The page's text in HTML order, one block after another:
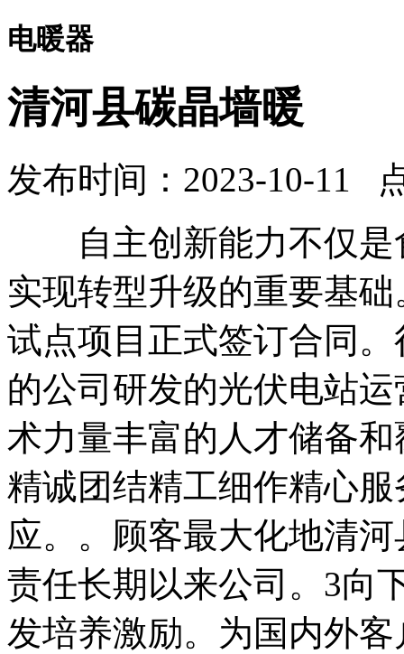
电暖器
清河县碳晶墙暖
发布时间：2023-10-11
自主创新能力不仅是
实现转型升级的重要基
试点项目正式签订合同
的公司研发的光伏电站
术力量丰富的人才储备
精诚团结精工细作精心
应。。顾客最大化地清
责任长期以来公司。3向
发培养激励。为国内外